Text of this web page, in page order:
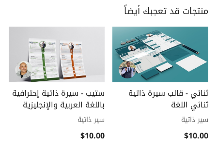
منتجات قد تعجبك أيضاً
ثنائي - قالب سيرة ذاتية
ثنائي اللغة
سير ذاتية
$10.00
ستيب - سيرة ذاتية إحترافية
باللغة العربية والإنجليزية
سير ذاتية
$10.00